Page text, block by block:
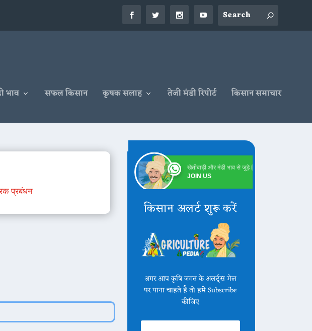
भाव सफल किसान कृषक सलाह तेजी मंडी रिपोर्ट किसान समाचार
प्रबंधन
खेतीबाड़ी और मंडी भाव से जुड़े
JOIN US
किसान अलर्ट शुरू करें
अगर आप कृषि जगत के अलर्ट्स मेल
पर पाना चाहते हैं तो हमे Subscribe
कीजिए